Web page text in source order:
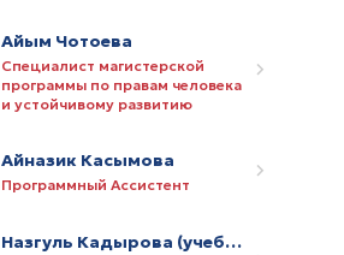
Айым Чотоева
Специалист магистерской
программы по правам человека
и устойчивому развитию
Айназик Касымова
Программный Ассистент
Назгуль Кадырова (учебный отпуск)